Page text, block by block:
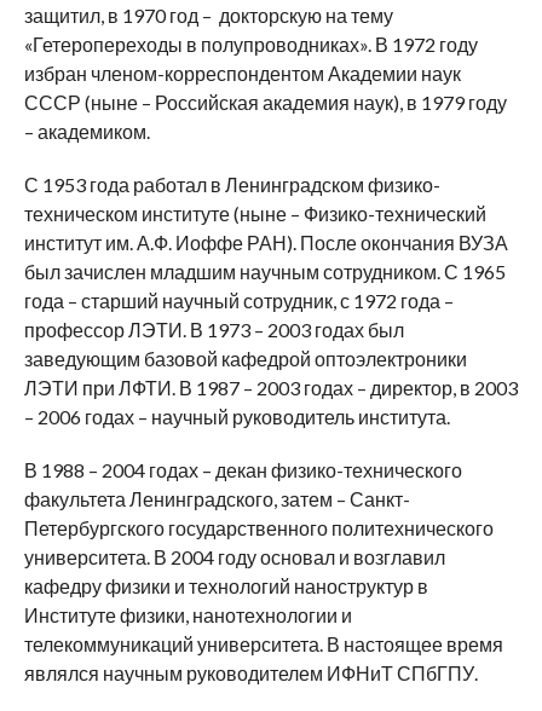
защитил, в 1970 год – докторскую на тему
«Гетеропереходы в полупроводниках». В 1972 году
избран членом-корреспондентом Академии наук
СССР (ныне – Российская академия наук), в 1979 году
– академиком.
С 1953 года работал в Ленинградском физико-
техническом институте (ныне – Физико-технический
институт им. А.Ф. Иоффе РАН). После окончания ВУЗА
был зачислен младшим научным сотрудником. С 1965
года – старший научный сотрудник, с 1972 года –
профессор ЛЭТИ. В 1973 – 2003 годах был
заведующим базовой кафедрой оптоэлектроники
ЛЭТИ при ЛФТИ. В 1987 – 2003 годах – директор, в 2003
– 2006 годах – научный руководитель института.
В 1988 – 2004 годах – декан физико-технического
факультета Ленинградского, затем – Санкт-
Петербургского государственного политехнического
университета. В 2004 году основал и возглавил
кафедру физики и технологий наноструктур в
Институте физики, нанотехнологии и
телекоммуникаций университета. В настоящее время
являлся научным руководителем ИФНиТ СПбГПУ.